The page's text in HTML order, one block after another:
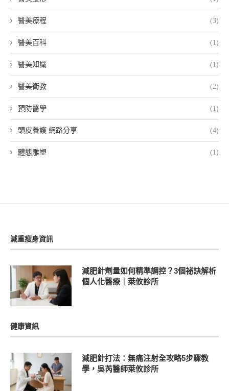
醫美療程 (3)
醫美百科 (1)
醫美知識 (1)
醫美衛教 (2)
預防醫學 (1)
頭皮養護 網路分享 (4)
體態雕塑 (1)
減重瘦身資訊
減肥針劑量如何精準調控？3個祕訣解析
個人化醫療｜萊攸診所
健康資訊
減肥針打法：無痛注射全攻略5步驟教
學，吳芮醫師萊攸診所